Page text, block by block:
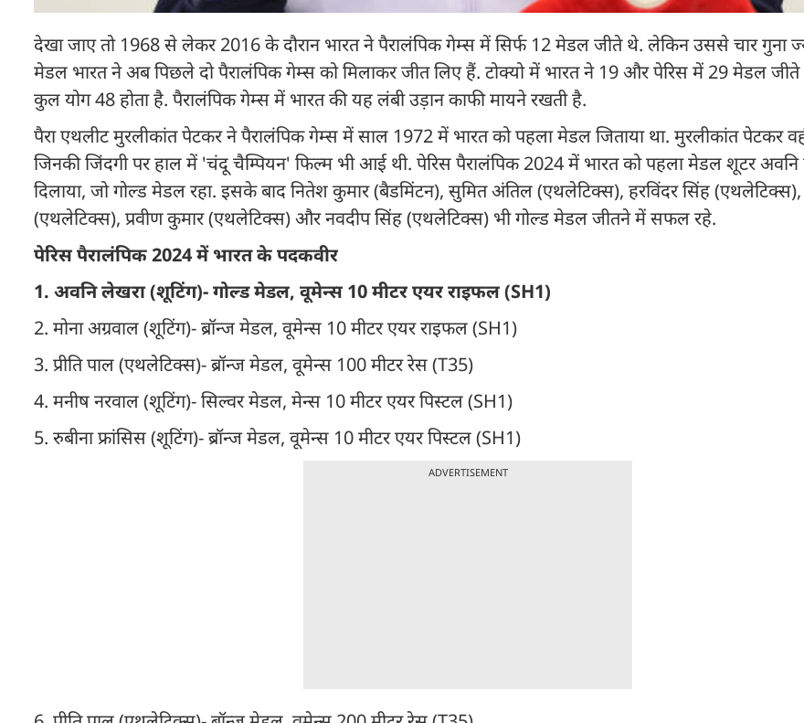
देखा जाए तो 1968 से लेकर 2016 के दौरान भारत ने पैरालंपिक गेम्स में सिर्फ 12 मेडल जीते थे. लेकिन उससे चार गुना
मेडल भारत ने अब पिछले दो पैरालंपिक गेम्स को मिलाकर जीत लिए हैं. टोक्यो में भारत ने 19 और पेरिस में 29 मेडल
कुल योग 48 होता है. पैरालंपिक गेम्स में भारत की यह लंबी उड़ान काफी मायने रखती है.
पैरा एथलीट मुरलीकांत पेटकर ने पैरालंपिक गेम्स में साल 1972 में भारत को पहला मेडल जिताया था. मुरलीकांत पेटकर
ज‍िनकी ज‍िंदगी पर हाल में 'चंदू चैम्प‍ियन' फ‍िल्म भी आई थी. पेरिस पैरालंपिक 2024 में भारत को पहला मेडल शूटर
दिलाया, जो गोल्ड मेडल रहा. इसके बाद नितेश कुमार (बैडमिंटन), सुमित अंतिल (एथलेटिक्स), हरविंदर सिंह (एथलेटिक्स),
(एथलेटिक्स), प्रवीण कुमार (एथलेटिक्स) और नवदीप सिंह (एथलेटिक्स) भी गोल्ड मेडल जीतने में सफल रहे.
पेरिस पैरालंपिक 2024 में भारत के पदकवीर
1. अवनि लेखरा (शूटिंग)- गोल्ड मेडल, वूमेन्स 10 मीटर एयर राइफल (SH1)
2. मोना अग्रवाल (शूटिंग)- ब्रॉन्ज मेडल, वूमेन्स 10 मीटर एयर राइफल (SH1)
3. प्रीति पाल (एथलेटिक्स)- ब्रॉन्ज मेडल, वूमेन्स 100 मीटर रेस (T35)
4. मनीष नरवाल (शूटिंग)- सिल्वर मेडल, मेन्स 10 मीटर एयर पिस्टल (SH1)
5. रुबीना फ्रांसिस (शूटिंग)- ब्रॉन्ज मेडल, वूमेन्स 10 मीटर एयर पिस्टल (SH1)
ADVERTISEMENT